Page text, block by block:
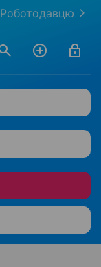
Роботодавцю